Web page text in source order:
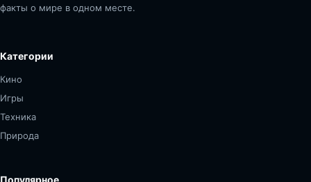
факты о мире в одном месте.
Категории
Кино
Игры
Техника
Природа
Популярное